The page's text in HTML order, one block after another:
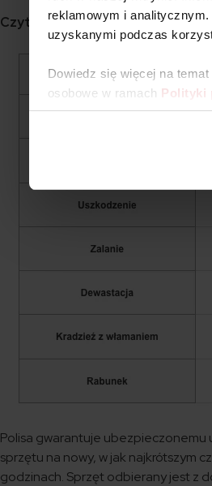
reklamowym i
uzyskanymi podczas
Dowiedz się więcej na
osobowe w ramach Polityki
Czytaj także: Ubezpieczenie
Polisa gwarantuje ubezpieczonemu
sprzętu na nowy, w jak najkrótszym
godzinach. Sprzęt odbierany jest z